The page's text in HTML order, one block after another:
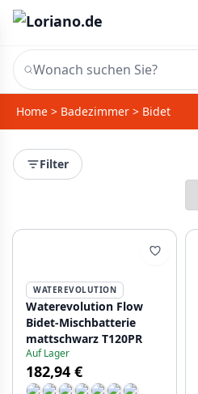
Home > Badezimmer > Bidet
Filter
WATEREVOLUTION
Waterevolution Flow
Bidet-Mischbatterie
mattschwarz T120PR
Auf Lager
182,94 €